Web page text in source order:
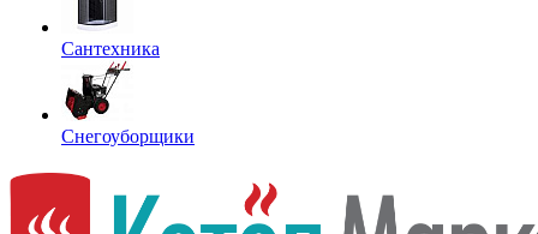
Сантехника
Снегоуборщики